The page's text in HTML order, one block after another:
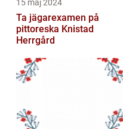
15 maj 2024
Ta jägarexamen på
pittoreska Knistad
Herrgård